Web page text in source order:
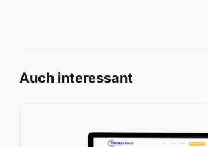
Auch interessant